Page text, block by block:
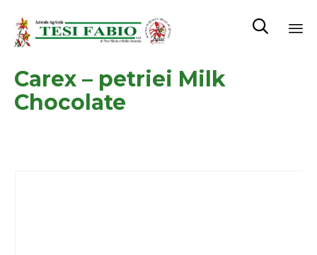

Carex – petriei Milk
Chocolate